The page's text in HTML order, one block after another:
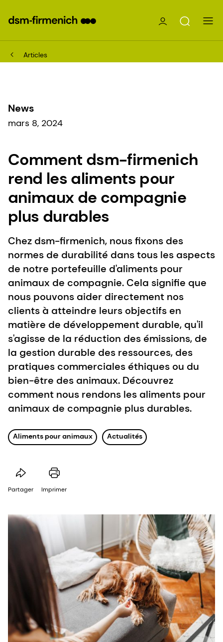
Articles
News
mars 8, 2024
Comment dsm-firmenich
rend les aliments pour
animaux de compagnie
plus durables
Chez dsm-firmenich, nous fixons des
normes de durabilité dans tous les aspects
de notre portefeuille d'aliments pour
animaux de compagnie. Cela signifie que
nous pouvons aider directement nos
clients à atteindre leurs objectifs en
matière de développement durable, qu'il
s'agisse de la réduction des émissions, de
la gestion durable des ressources, des
pratiques commerciales éthiques ou du
bien-être des animaux. Découvrez
comment nous rendons les aliments pour
animaux de compagnie plus durables.
Aliments pour animaux Actualités
Partager Imprimer